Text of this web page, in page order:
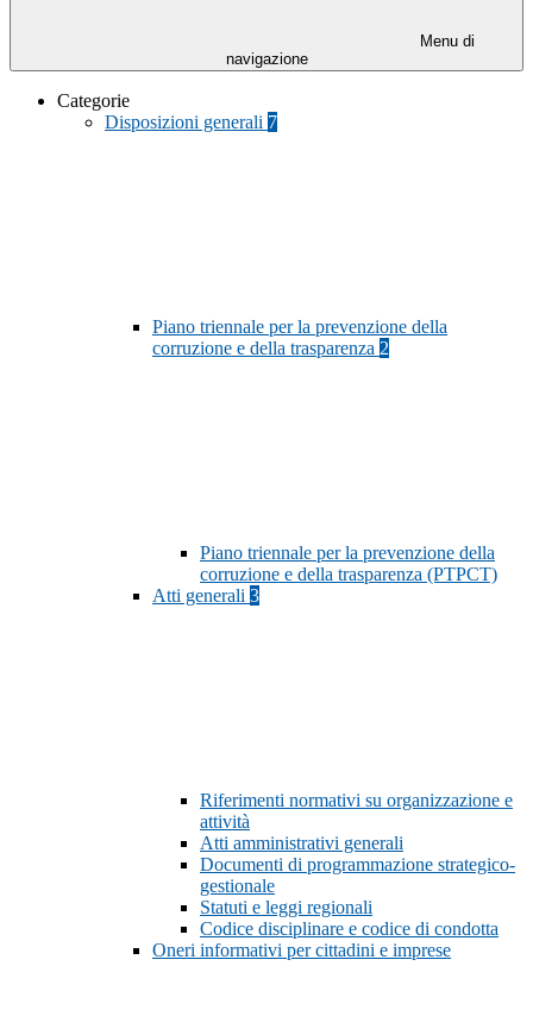
Menu di
navigazione
Categorie
Disposizioni generali 7
Piano triennale per la prevenzione della
corruzione e della trasparenza 2
Piano triennale per la prevenzione della
corruzione e della trasparenza (PTPCT)
Atti generali 3
Riferimenti normativi su organizzazione e
attività
Atti amministrativi generali
Documenti di programmazione strategico-
gestionale
Statuti e leggi regionali
Codice disciplinare e codice di condotta
Oneri informativi per cittadini e imprese